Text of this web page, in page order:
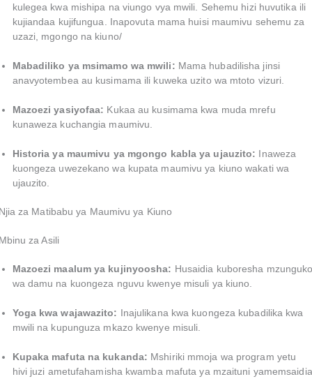
kulegea kwa mishipa na viungo vya mwili. Sehemu hizi huvutika ili
kujiandaa kujifungua. Inapovuta mama huisi maumivu sehemu za
uzazi, mgongo na kiuno/
Mabadiliko ya msimamo wa mwili: Mama hubadilisha jinsi
anavyotembea au kusimama ili kuweka uzito wa mtoto vizuri.
Mazoezi yasiyofaa: Kukaa au kusimama kwa muda mrefu
kunaweza kuchangia maumivu.
Historia ya maumivu ya mgongo kabla ya ujauzito: Inaweza
kuongeza uwezekano wa kupata maumivu ya kiuno wakati wa
ujauzito.
za Matibabu ya Maumivu ya Kiuno
za Asili
Mazoezi maalum ya kujinyoosha: Husaidia kuboresha
wa damu na kuongeza nguvu kwenye misuli ya kiuno.
Yoga kwa wajawazito: Inajulikana kwa kuongeza kubadilika kwa
mwili na kupunguza mkazo kwenye misuli.
Kupaka mafuta na kukanda: Mshiriki mmoja wa program yetu
hivi juzi ametufahamisha kwamba mafuta ya mzaituni yamemsaidia